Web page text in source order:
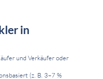
in
und Verkäufer oder
(z. B. 3–7 %